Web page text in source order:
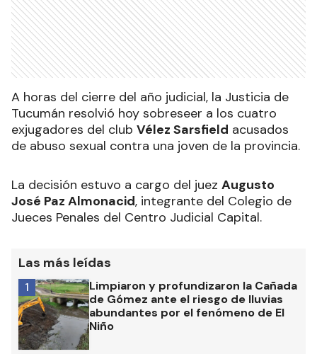
A horas del cierre del año judicial, la Justicia de
Tucumán resolvió hoy sobreseer a los cuatro
exjugadores del club Vélez Sarsfield acusados
de abuso sexual contra una joven de la provincia.
La decisión estuvo a cargo del juez Augusto
José Paz Almonacid, integrante del Colegio de
Jueces Penales del Centro Judicial Capital.
Las más leídas
Limpiaron y profundizaron la Cañada
de Gómez ante el riesgo de lluvias
abundantes por el fenómeno de El
Niño
1